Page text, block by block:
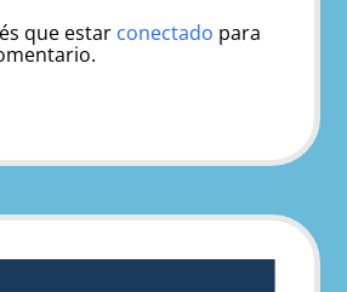
que estar conectado para